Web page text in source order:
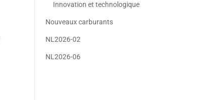
Innovation et technologique
Nouveaux carburants
NL2026-02
NL2026-06